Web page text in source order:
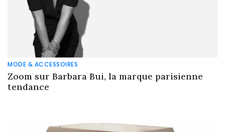
MODE & ACCESSOIRES
Zoom sur Barbara Bui, la marque parisienne
tendance